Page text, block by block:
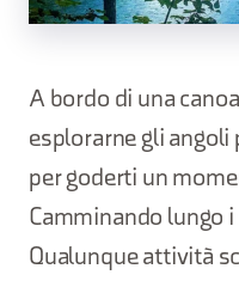
A bordo di una
esplorarne gli angoli
per goderti un
Camminando lungo
Qualunque attività